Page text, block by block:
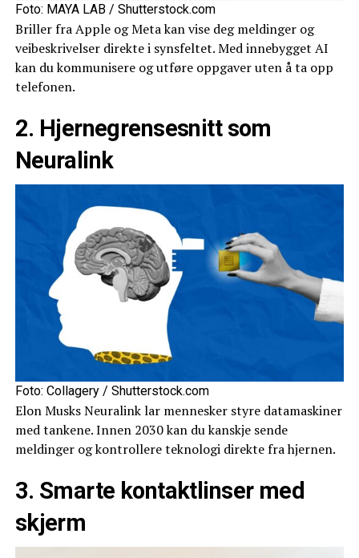
Foto: MAYA LAB / Shutterstock.com
Briller fra Apple og Meta kan vise deg meldinger og
veibeskrivelser direkte i synsfeltet. Med innebygget AI
kan du kommunisere og utføre oppgaver uten å ta opp
telefonen.
2. Hjernegrensesnitt som
Neuralink
Foto: Collagery / Shutterstock.com
Elon Musks Neuralink lar mennesker styre datamaskiner
med tankene. Innen 2030 kan du kanskje sende
meldinger og kontrollere teknologi direkte fra hjernen.
3. Smarte kontaktlinser med
skjerm